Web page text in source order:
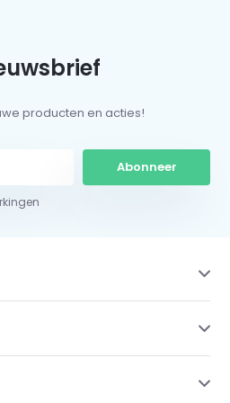
producten en acties!
Abonneer